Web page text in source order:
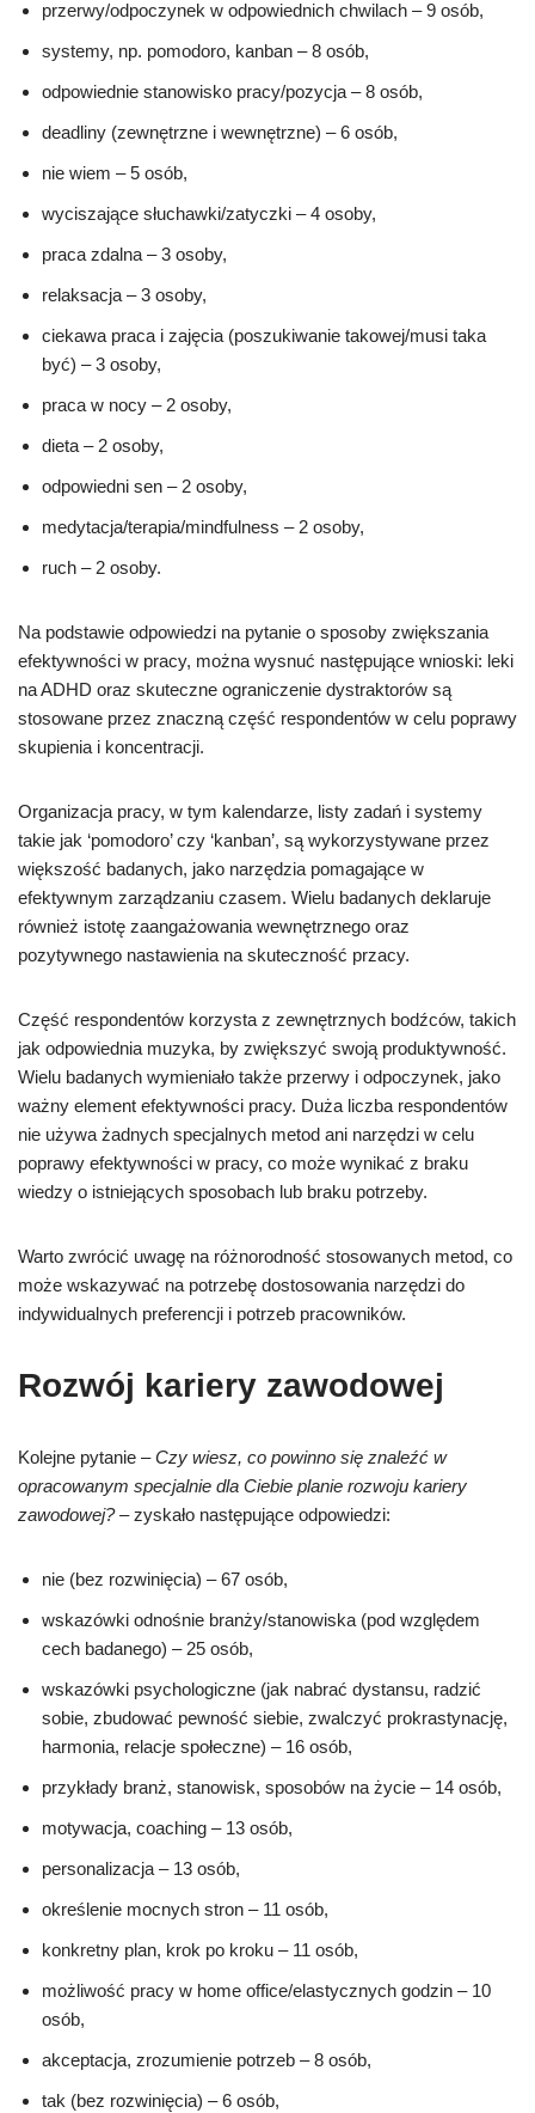
przerwy/odpoczynek w odpowiednich chwilach – 9 osób,
systemy, np. pomodoro, kanban – 8 osób,
odpowiednie stanowisko pracy/pozycja – 8 osób,
deadliny (zewnętrzne i wewnętrzne) – 6 osób,
nie wiem – 5 osób,
wyciszające słuchawki/zatyczki – 4 osoby,
praca zdalna – 3 osoby,
relaksacja – 3 osoby,
ciekawa praca i zajęcia (poszukiwanie takowej/musi taka
być) – 3 osoby,
praca w nocy – 2 osoby,
dieta – 2 osoby,
odpowiedni sen – 2 osoby,
medytacja/terapia/mindfulness – 2 osoby,
ruch – 2 osoby.
Na podstawie odpowiedzi na pytanie o sposoby zwiększania
efektywności w pracy, można wysnuć następujące wnioski: leki
na ADHD oraz skuteczne ograniczenie dystraktorów są
stosowane przez znaczną część respondentów w celu poprawy
skupienia i koncentracji.
Organizacja pracy, w tym kalendarze, listy zadań i systemy
takie jak ‘pomodoro’ czy ‘kanban’, są wykorzystywane przez
większość badanych, jako narzędzia pomagające w
efektywnym zarządzaniu czasem. Wielu badanych deklaruje
również istotę zaangażowania wewnętrznego oraz
pozytywnego nastawienia na skuteczność przacy.
Część respondentów korzysta z zewnętrznych bodźców, takich
jak odpowiednia muzyka, by zwiększyć swoją produktywność.
Wielu badanych wymieniało także przerwy i odpoczynek, jako
ważny element efektywności pracy. Duża liczba respondentów
nie używa żadnych specjalnych metod ani narzędzi w celu
poprawy efektywności w pracy, co może wynikać z braku
wiedzy o istniejących sposobach lub braku potrzeby.
Warto zwrócić uwagę na różnorodność stosowanych metod, co
może wskazywać na potrzebę dostosowania narzędzi do
indywidualnych preferencji i potrzeb pracowników.
Rozwój kariery zawodowej
Kolejne pytanie –Czy wiesz, co powinno się znaleźć w
opracowanym specjalnie dla Ciebie planie rozwoju kariery
zawodowej?– zyskało następujące odpowiedzi:
nie (bez rozwinięcia) – 67 osób,
wskazówki odnośnie branży/stanowiska (pod względem
cech badanego) – 25 osób,
wskazówki psychologiczne (jak nabrać dystansu, radzić
sobie, zbudować pewność siebie, zwalczyć prokrastynację,
harmonia, relacje społeczne) – 16 osób,
przykłady branż, stanowisk, sposobów na życie – 14 osób,
motywacja, coaching – 13 osób,
personalizacja – 13 osób,
określenie mocnych stron – 11 osób,
konkretny plan, krok po kroku – 11 osób,
możliwość pracy w home office/elastycznych godzin – 10
osób,
akceptacja, zrozumienie potrzeb – 8 osób,
tak (bez rozwinięcia) – 6 osób,